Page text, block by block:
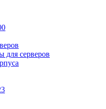
для серверов